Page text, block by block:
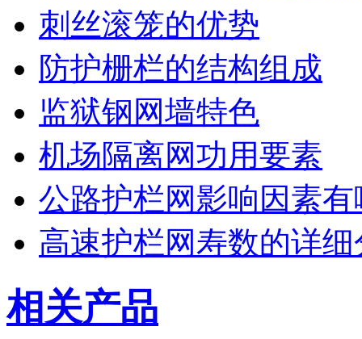
刺丝滚笼的优势
防护栅栏的结构组成
监狱钢网墙特色
机场隔离网功用要素
公路护栏网影响因素
高速护栏网寿数的详细
相关产品